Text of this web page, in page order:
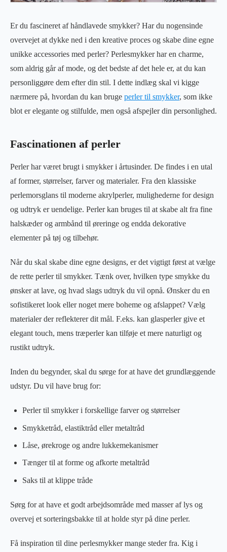
Er du fascineret af håndlavede smykker? Har du nogensinde
overvejet at dykke ned i den kreative proces og skabe dine egne
unikke accessories med perler? Perlesmykker har en charme,
som aldrig går af mode, og det bedste af det hele er, at du kan
personliggøre dem efter din stil. I dette indlæg skal vi kigge
nærmere på, hvordan du kan bruge perler til smykker, som ikke
blot er elegante og stilfulde, men også afspejler din personlighed.
Fascinationen af perler
Perler har været brugt i smykker i årtusinder. De findes i en utal
af former, størrelser, farver og materialer. Fra den klassiske
perlemorsglans til moderne akrylperler, mulighederne for design
og udtryk er uendelige. Perler kan bruges til at skabe alt fra fine
halskæder og armbånd til øreringe og endda dekorative
elementer på tøj og tilbehør.
Når du skal skabe dine egne designs, er det vigtigt først at vælge
de rette perler til smykker. Tænk over, hvilken type smykke du
ønsker at lave, og hvad slags udtryk du vil opnå. Ønsker du en
sofistikeret look eller noget mere boheme og afslappet? Vælg
materialer der reflekterer dit mål. F.eks. kan glasperler give et
elegant touch, mens træperler kan tilføje et mere naturligt og
rustikt udtryk.
Inden du begynder, skal du sørge for at have det grundlæggende
udstyr. Du vil have brug for:
Perler til smykker i forskellige farver og størrelser
Smykketråd, elastiktråd eller metaltråd
Låse, ørekroge og andre lukkemekanismer
Tænger til at forme og afkorte metaltråd
Saks til at klippe tråde
Sørg for at have et godt arbejdsområde med masser af lys og
overvej et sorteringsbakke til at holde styr på dine perler.
Få inspiration til dine perlesmykker mange steder fra. Kig i